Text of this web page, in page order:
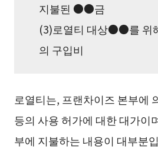
지불된 ●●금
(3)로열티 대상●●를
의 구입비
로열티는, 프랜차이즈 본부에
등의 사용 허가에 대한 대가이
부에 지불하는 내용이 대부분